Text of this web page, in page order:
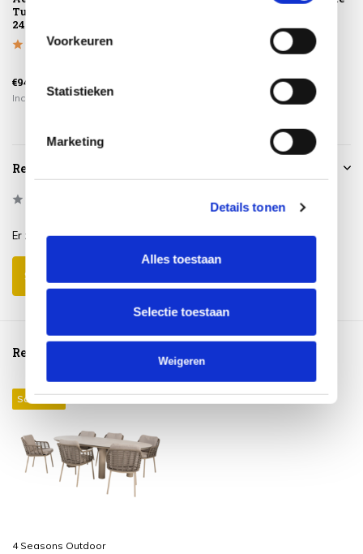
Voorkeuren
Statistieken
Marketing
Details tonen
Alles toestaan
Selectie toestaan
Weigeren
Tuinsethoes
240x190xH85
€94,95
Incl. btw
€259,00
Incl. btw
Reviews
Er zijn nog geen reviews geschreven over dit product..
Schrijf je eigen review
Reeds bekeken
Sale 20%
4 Seasons Outdoor